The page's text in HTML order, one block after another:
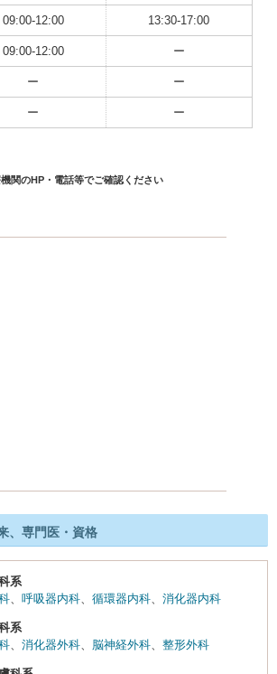
09:00-12:00 13:30-17:00
09:00-12:00 ー
ー ー
ー ー
関のHP・電話等でご確認ください
、専門医・資格
系
呼吸器内科 循環器内科 消化器内科
系
消化器外科 脳神経外科 整形外科